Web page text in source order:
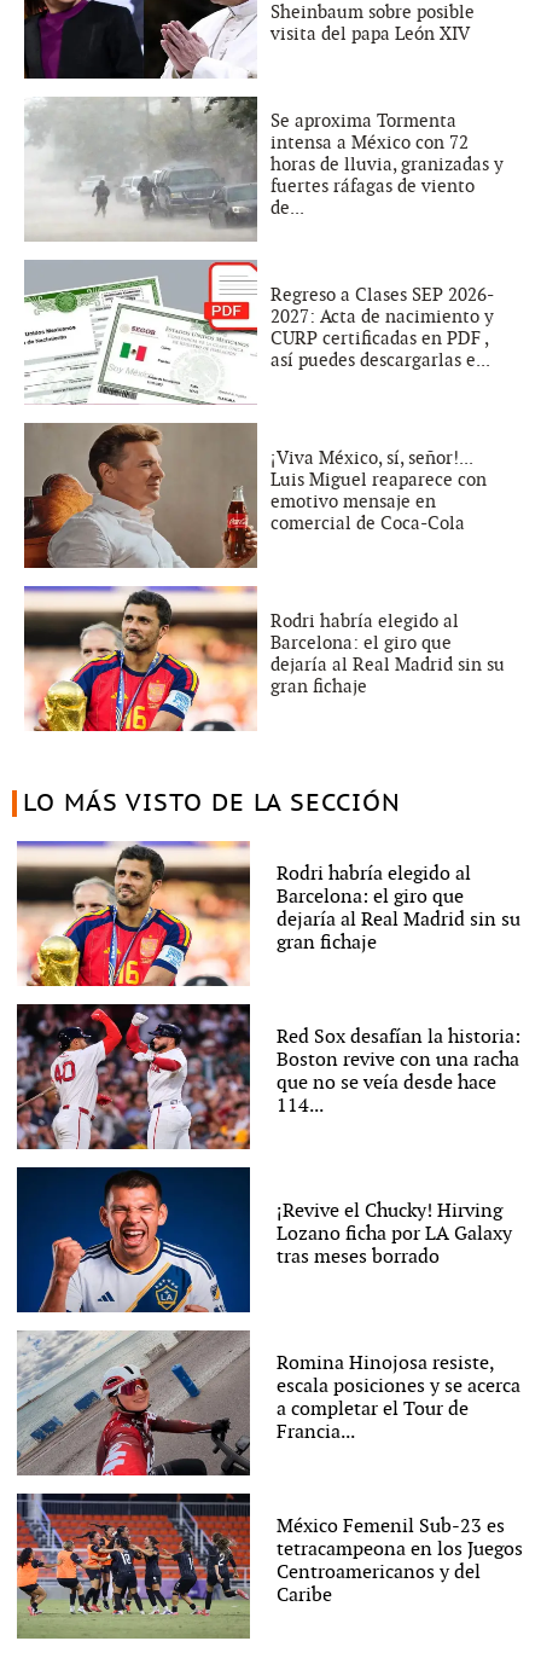
Sheinbaum sobre posible
visita del papa León XIV
Se aproxima Tormenta
intensa a México con 72
horas de lluvia, granizadas y
fuertes ráfagas de viento
de...
Regreso a Clases SEP 2026-
2027: Acta de nacimiento y
CURP certificadas en PDF ,
así puedes descargarlas e...
¡Viva México, sí, señor!...
Luis Miguel reaparece con
emotivo mensaje en
comercial de Coca-Cola
Rodri habría elegido al
Barcelona: el giro que
dejaría al Real Madrid sin su
gran fichaje
LO MÁS VISTO DE LA SECCIÓN
Rodri habría elegido al
Barcelona: el giro que
dejaría al Real Madrid sin su
gran fichaje
Red Sox desafían la historia:
Boston revive con una racha
que no se veía desde hace
114...
¡Revive el Chucky! Hirving
Lozano ficha por LA Galaxy
tras meses borrado
Romina Hinojosa resiste,
escala posiciones y se acerca
a completar el Tour de
Francia...
México Femenil Sub-23 es
tetracampeona en los Juegos
Centroamericanos y del
Caribe